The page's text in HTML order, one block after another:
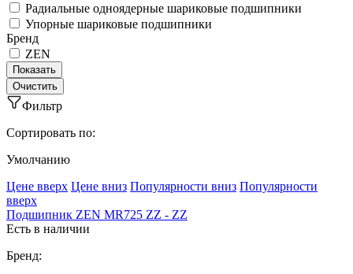
Радиальные одноядерные шариковые подшипники
Упорные шариковые подшипники
Бренд
ZEN
Фильтр
Сортировать по:
Умолчанию
Ценe вверх Ценe вниз Популярности вниз Популярности
вверх
Подшипник ZEN MR725 ZZ - ZZ
Есть в наличии
Бренд: